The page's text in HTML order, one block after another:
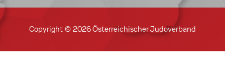
Copyright © 2026 Österreichischer Judoverband